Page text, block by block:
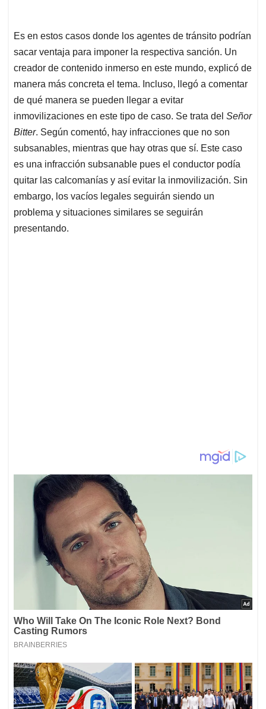
Es en estos casos donde los agentes de tránsito podrían
sacar ventaja para imponer la respectiva sanción. Un
creador de contenido inmerso en este mundo, explicó de
manera más concreta el tema. Incluso, llegó a comentar
de qué manera se pueden llegar a evitar
inmovilizaciones en este tipo de caso. Se trata del Señor
Bitter. Según comentó, hay infracciones que no son
subsanables, mientras que hay otras que sí. Este caso
es una infracción subsanable pues el conductor podía
quitar las calcomanías y así evitar la inmovilización. Sin
embargo, los vacíos legales seguirán siendo un
problema y situaciones similares se seguirán
presentando.